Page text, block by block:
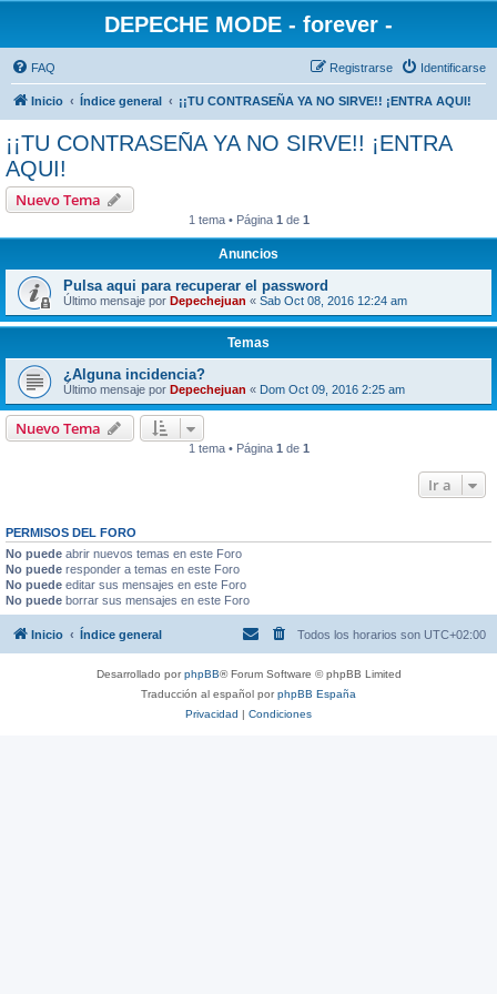
DEPECHE MODE - forever -
FAQ Identificarse
Registrarse
Inicio Índice general ¡¡TU CONTRASEÑA YA NO SIRVE!! ¡ENTRA AQUI!
¡¡TU CONTRASEÑA YA NO SIRVE!! ¡ENTRA
AQUI!
Nuevo Tema
1 tema • Página 1 de 1
Anuncios
Pulsa aqui para recuperar el password
Último mensaje por Depechejuan « Sab Oct 08, 2016 12:24 am
Temas
¿Alguna incidencia?
Último mensaje por Depechejuan « Dom Oct 09, 2016 2:25 am
Nuevo Tema
1 tema • Página 1 de 1
Ir a
PERMISOS DEL FORO
No puede abrir nuevos temas en este Foro
No puede responder a temas en este Foro
No puede editar sus mensajes en este Foro
No puede borrar sus mensajes en este Foro
Inicio Índice general Todos los horarios son UTC+02:00
Desarrollado porphpBB® Forum Software © phpBB Limited
Traducción al español porphpBB España
Privacidad | Condiciones